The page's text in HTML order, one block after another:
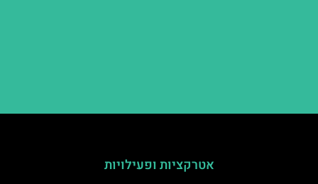
אטרקציות ופעילויות